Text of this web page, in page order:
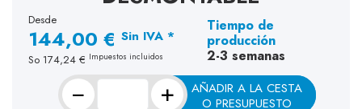
Desde
144,00 € Sin IVA *
So 174,24 € Impuestos incluidos
Tiempo de
producción
2-3 semanas
− +
AÑADIR A LA CESTA
O PRESUPUESTO